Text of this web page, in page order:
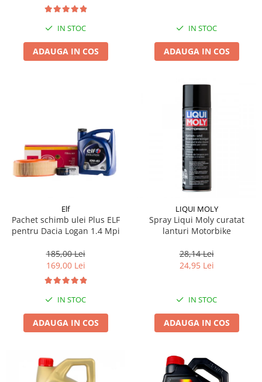
IN STOC
ADAUGA IN COS
IN STOC
ADAUGA IN COS
Elf
Pachet schimb ulei Plus ELF
pentru Dacia Logan 1.4 Mpi
185,00 Lei
169,00 Lei
IN STOC
ADAUGA IN COS
LIQUI MOLY
Spray Liqui Moly curatat
lanturi Motorbike
28,14 Lei
24,95 Lei
IN STOC
ADAUGA IN COS